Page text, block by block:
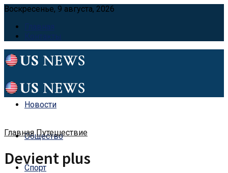
Воскресенье, 9 августа, 2026
Главная
Контакты
Новости
Общество
Спорт
Главная Путешествие
Devient plus